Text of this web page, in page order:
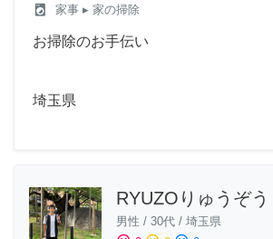
local_laundry_service 家事 ▸ 家の掃除
お掃除のお手伝い
埼玉県
RYUZOりゅうぞう
男性 / 30代 / 埼玉県